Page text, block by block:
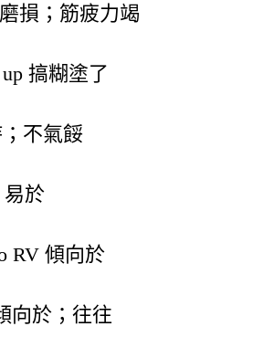
損；筋疲力竭
搞糊塗了
；不氣餒
易於
RV 傾向於
向於；往往